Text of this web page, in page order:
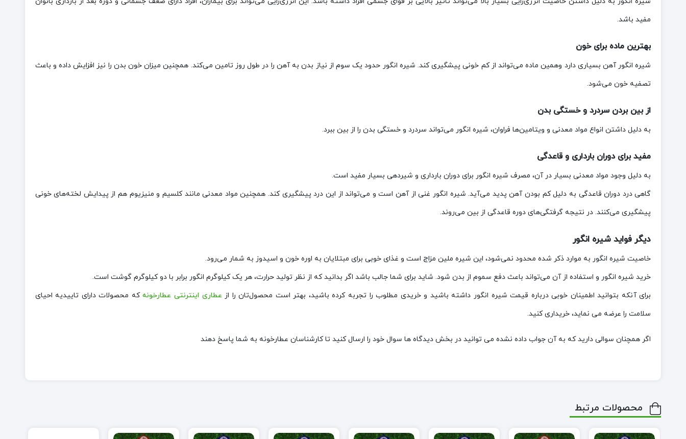
مفید باشد.
بهترین ماده برای خون
شیره انگور آهن بسیاری دارد وهمین ماده می‌تواند از کم خونی پیشگیری کند. شیره انگور حدود یک سوم از نیاز بدن به آهن را در طول روز تامین می‌کند. همچنین میزان خون بدن را نیز افزایش داده و باعث
تصفیه خون می‌شود.
از بین بردن سردرد و خستگی بدن
به دلیل داشتن انواع مواد معدنی و ویتامین‌ها فراوان، شیره انگور می‌تواند سردرد و خستگی بدن را از بین ببرد.
مفید برای دوران بارداری و قاعدگی
به دلیل وجود مواد معدنی بسیار در آن، مصرف شیره انگور برای دوران بارداری و شیردهی بسیار مفید است.
گاهی درد دوران قاعدگی به دلیل کم بودن آهن پدید می‌آید. شیره انگور غنی از آهن است و می‌تواند از این درد پیشگیری کند. همچنین مواد معدنی مانند کلسیم و منیزیوم هم از پیدایش لخته‌های خونی
پیشگیری می‌کنند. در نتیجه گرفتگی‌های دوره قاعدگی از بین می‌روند.
دیگر فواید شیره انگور
خاصیت شیره انگور به موارد ذکر شده محدود نمی‌شود، این شیره ملین مزاج است و غذای خوبی برای مبتلایان به اوره خون و اسیدوز به شمار می‌رود.
خرید شیره انگور و استفاده از آن می‌تواند باعث دفع سموم از بدن شود. شاید برای شما جالب باشد اگر بدانید که از نظر تولید حرارت، هر یک کیلو‌گرم انگور برابر با دو کیلو‌گرم گوشت است.
برای آنکه بتوانید اطمینان خوبی درباره قیمت شیره انگور داشته باشید و خریدی مطلوب را تجربه کرده باشید، بهتر است محصول‌تان را از عطاری اینترنتی عطارخونهکه محصولات دارای تاییدیه احیای
سلامت را عرضه می نماید، خریداری کنید.
اگر همچنان سوالی دارید که به آن جواب داده نشده می توانید در بخش دیدگاه ها سوال خود را ارسال کنید تا کارشناسان عطارخونه به شما پاسخ دهند
محصولات مرتبط